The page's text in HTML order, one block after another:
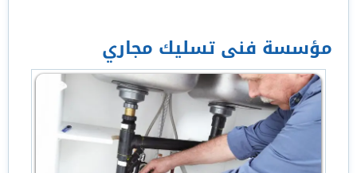
مؤسسة فنى تسليك مجاري